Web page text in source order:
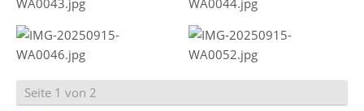
Seite 1 von 2